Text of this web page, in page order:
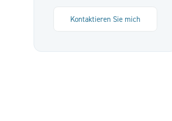
Kontaktieren Sie mich